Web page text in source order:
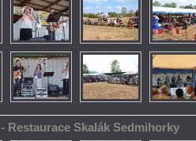
- Restaurace Skalák Sedmihorky